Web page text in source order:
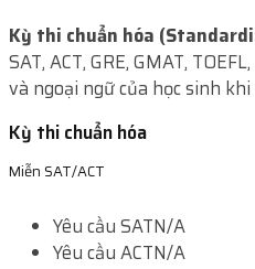
Kỳ thi chuẩn hóa
SAT, ACT, GRE, GMAT,
và ngoại ngữ của học sinh
Kỳ thi chuẩn hóa
Miễn SAT/ACT
Yêu cầu SATN/A
Yêu cầu ACTN/A